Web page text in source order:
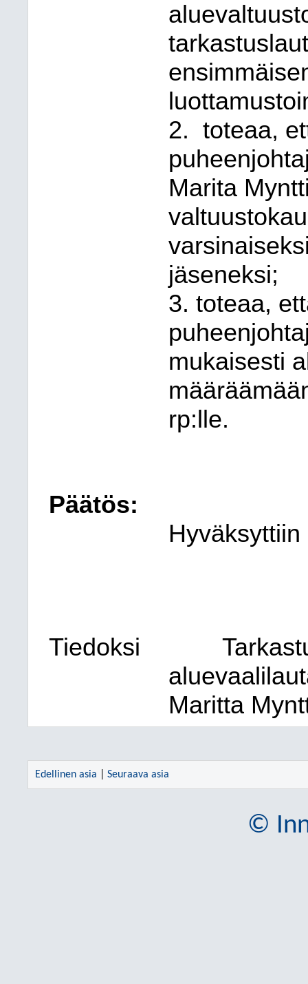
2. toteaa,
Marita
jäseneksi;
3. toteaa,
mukaisesti
rp:lle.
Päätös:
Tiedoksi
Maritta
Edellinen asia Seuraava asia
©